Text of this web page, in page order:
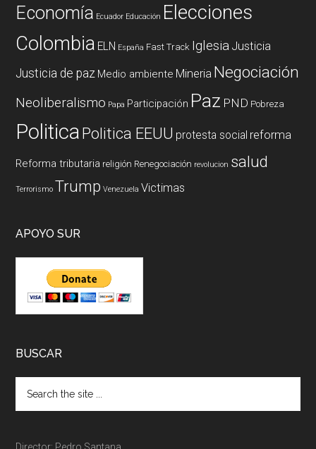
Economía Ecuador Educación Elecciones
Colombia ELN España Fast Track Iglesia Justicia
Justicia de paz Medio ambiente Mineria Negociación
Neoliberalismo Papa Participación Paz PND Pobreza
PoliticaPolitica EEUU protesta social reforma
Reforma tributaria religión Renegociación revolucion salud
Terrorismo Trump Venezuela Victimas
APOYO SUR
BUSCAR